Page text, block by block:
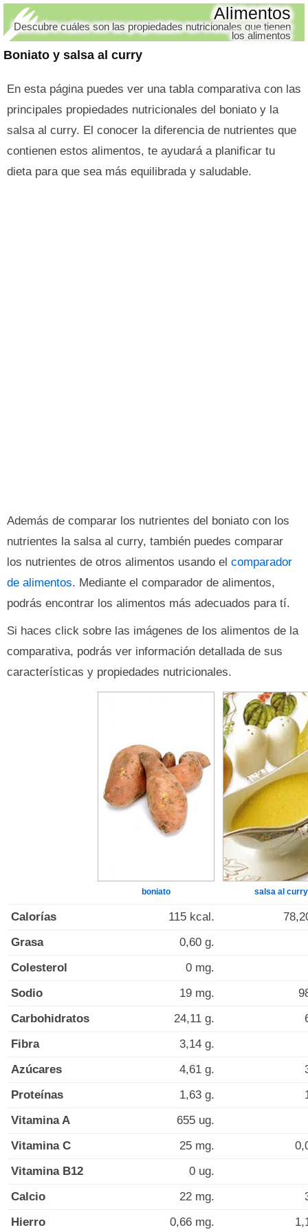
Boniato y salsa al curry
Alimentos
Descubre cuáles son las propiedades nutricionales que tienen
los alimentos
En esta página puedes ver una tabla comparativa con las
principales propiedades nutricionales del boniato y la
salsa al curry. El conocer la diferencia de nutrientes que
contienen estos alimentos, te ayudará a planificar tu
dieta para que sea más equilibrada y saludable.
Además de comparar los nutrientes del boniato con los
nutrientes la salsa al curry, también puedes comparar
los nutrientes de otros alimentos usando el comparador
de alimentos. Mediante el comparador de alimentos,
podrás encontrar los alimentos más adecuados para tí.
Si haces click sobre las imágenes de los alimentos de la
comparativa, podrás ver información detallada de sus
características y propiedades nutricionales.
boniato salsa al curry
Calorías 115 kcal.
Grasa
0,60 g.
Colesterol
0 mg.
Sodio
19 mg.
Carbohidratos
24,11 g.
Fibra
3,14 g.
Azúcares
4,61 g.
Proteínas
1,63 g.
Vitamina A
655 ug.
Vitamina C
25 mg.
Vitamina B12
0 ug.
Calcio
22 mg.
Hierro
0,66 mg.